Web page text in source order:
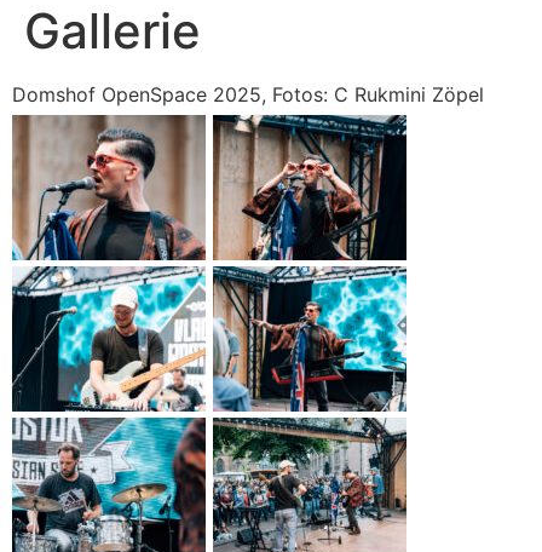
Gallerie
Domshof OpenSpace 2025, Fotos: C Rukmini Zöpel